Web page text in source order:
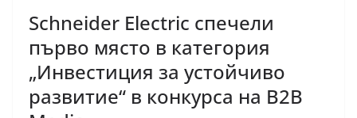
Schneider Electric спечели
първо място в категория
„Инвестиция за устойчиво
развитие“ в конкурса на B2B